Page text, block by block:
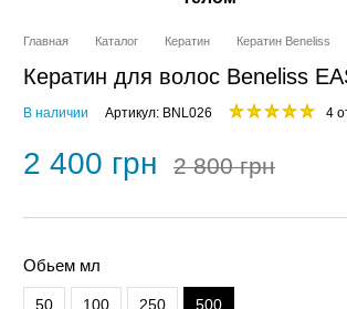
Главная Каталог Кератин Кератин Beneliss
Кератин для волос Beneliss
В наличии Артикул: BNL026 4
2 400 грн 2 800 грн
Обьем мл
50 100 250 500